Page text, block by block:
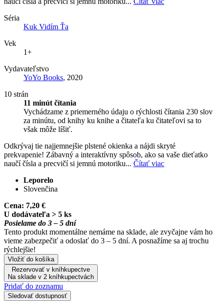
Séria
Kuk Vidím Ťa
Vek
1+
Vydavateľstvo
YoYo Books, 2020
10 strán
11 minút čítania
Vychádzame z priemerného údaju o rýchlosti čítania 230 slov
za minútu, od knihy ku knihe a čitateľa ku čitateľovi sa to
však môže líšiť.
Odkrývaj tie najjemnejšie plstené okienka a nájdi skryté
prekvapenie! Zábavný a interaktívny spôsob, ako sa vaše dieťatko
naučí čísla a precvičí si jemnú motoriku... Čítať viac
Leporelo
Slovenčina
Cena: 7,20 €
U dodávateľa > 5 ks
Posielame do 3 – 5 dní
Tento produkt momentálne nemáme na sklade, ale zvyčajne vám ho
vieme zabezpečiť a odoslať do 3 – 5 dní. A posnažíme sa aj trochu
rýchlejšie!
Vložiť do košíka
Rezervovať v kníhkupectve
Na sklade v 2 kníhkupectvách
Pridať do zoznamu
Sledovať dostupnosť